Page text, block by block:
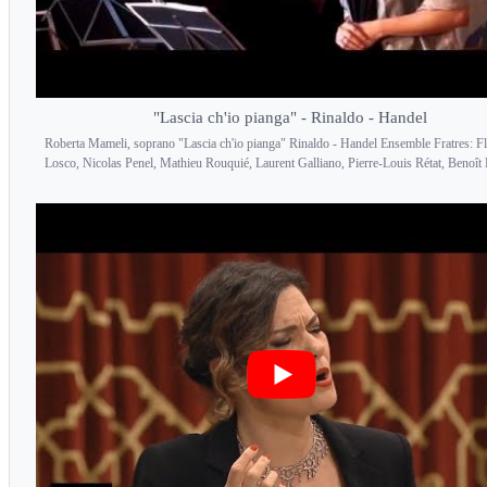
"Lascia ch'io pianga" - Rinaldo - Handel
Roberta Mameli, soprano "Lascia ch'io pianga" Rinaldo - Handel Ensemble Fratres:
Losco, Nicolas Penel, Mathieu Rouquié, Laurent Galliano, Pierre-Louis Rétat, Benoît